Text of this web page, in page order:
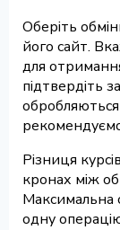
Оберіть
його сайт.
для
підтвердіть
Різниця
кронах між
Максимальна
одну